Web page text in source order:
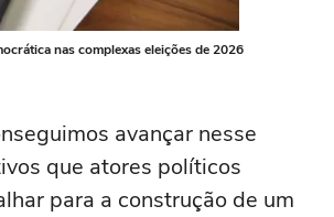
nas complexas eleições de 2026
avançar nesse
que atores políticos
para a construção de um